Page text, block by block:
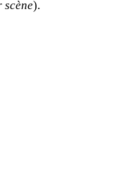
scène).